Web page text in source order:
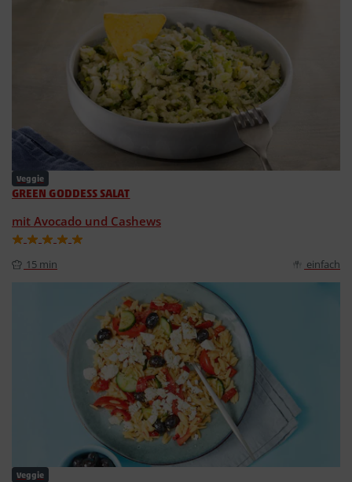
Veggie
GREEN GODDESS SALAT
mit Avocado und Cashews
15 min einfach
Veggie